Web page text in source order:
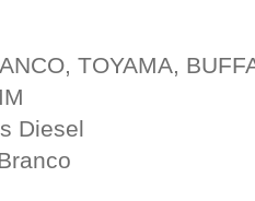
TOYAMA,
Diesel